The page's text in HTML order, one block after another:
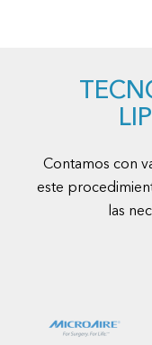
Contamos con
este
las